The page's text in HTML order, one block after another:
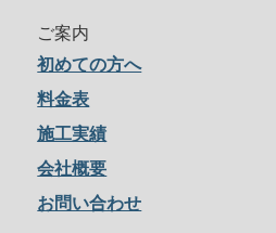
ご案内
初めての方へ
料金表
施工実績
会社概要
お問い合わせ